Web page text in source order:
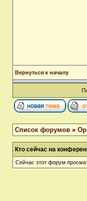
Вернуться к началу
Список форумов »
Кто сейчас на
Сейчас этот форум